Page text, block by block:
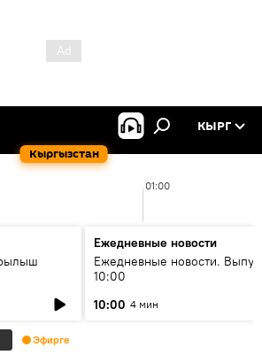
Кыргызстан
КЫРГ
01:00
Ежедневные новости
Ежедневные новости.
10:00
10:00 4 мин
Эфирге